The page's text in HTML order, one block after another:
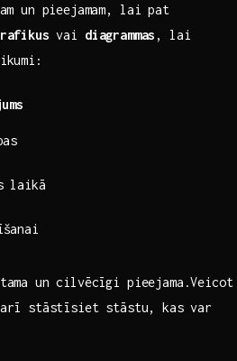
un pieejamam, lai‌ pat
vai diagrammas , lai
laikā
‌un cilvēcīgi pieejama.Veicot‌
stāstīsiet stāstu, kas var